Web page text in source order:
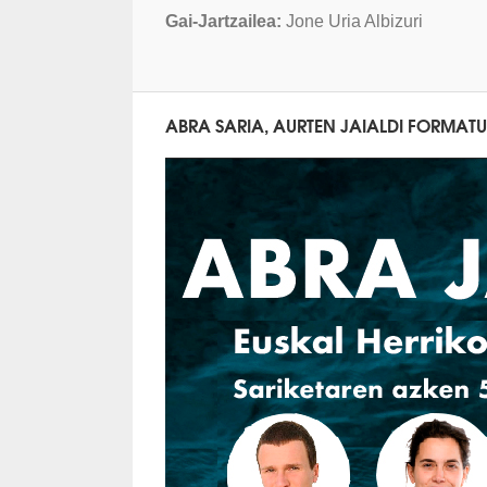
Gai-Jartzailea: Jone Uria Albizuri
ABRA SARIA, AURTEN JAIALDI